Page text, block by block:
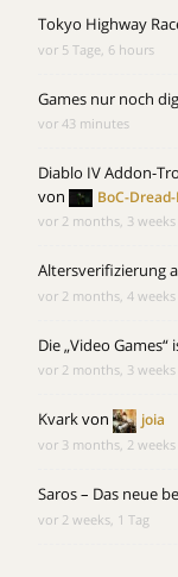
Tokyo Highway
vor 5 Tage, 6 hours
Games nur noch
vor 43 minutes
Diablo IV Addon-
von
BoC-
vor 2 months, 3 weeks
Altersverifizierung
vor 2 months, 4 weeks
Die „Video
vor 2 months, 3 weeks
Kvarkvon joia
vor 3 months, 2 weeks
Saros – Das neue
vor 2 weeks, 1 Tag